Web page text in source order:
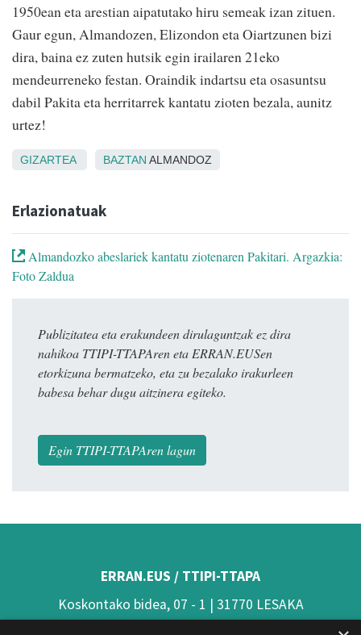
1950ean eta arestian aipatutako hiru semeak izan zituen.
Gaur egun, Almandozen, Elizondon eta Oiartzunen bizi
dira, baina ez zuten hutsik egin irailaren 21eko
mendeurreneko festan. Oraindik indartsu eta osasuntsu
dabil Pakita eta herritarrek kantatu zioten bezala, aunitz
urtez!
GIZARTEA BAZTAN ALMANDOZ
Erlazionatuak
Almandozko abeslariek kantatu ziotenaren Pakitari. Argazkia:
Foto Zaldua
Publizitatea eta erakundeen dirulaguntzak ez dira
nahikoa TTIPI-TTAPAren eta ERRAN.EUSen
etorkizuna bermatzeko, eta zu bezalako irakurleen
babesa behar dugu aitzinera egiteko.
Egin TTIPI-TTAPAren lagun
ERRAN.EUS / TTIPI-TTAPA
Koskontako bidea, 07 - 1 | 31770 LESAKA